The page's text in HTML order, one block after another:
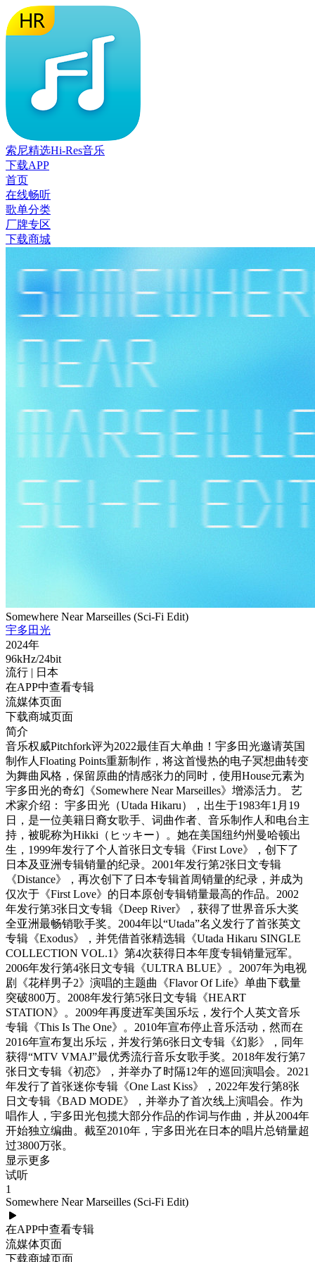
索尼精选Hi-Res音乐
下载APP
首页
在线畅听
歌单分类
厂牌专区
下载商城
Somewhere Near Marseilles (Sci-Fi Edit)
宇多田光
2024年
96kHz/24bit
流行 | 日本
在APP中查看专辑
流媒体页面
下载商城页面
简介
音乐权威Pitchfork评为2022最佳百大单曲！宇多田光邀请英国
制作人Floating Points重新制作，将这首慢热的电子冥想曲转变
为舞曲风格，保留原曲的情感张力的同时，使用House元素为
宇多田光的奇幻《Somewhere Near Marseilles》增添活力。 艺
术家介绍： 宇多田光（Utada Hikaru），出生于1983年1月19
日，是一位美籍日裔女歌手、词曲作者、音乐制作人和电台主
持，被昵称为Hikki（ヒッキー）。她在美国纽约州曼哈顿出
生，1999年发行了个人首张日文专辑《First Love》，创下了
日本及亚洲专辑销量的纪录。2001年发行第2张日文专辑
《Distance》，再次创下了日本专辑首周销量的纪录，并成为
仅次于《First Love》的日本原创专辑销量最高的作品。2002
年发行第3张日文专辑《Deep River》，获得了世界音乐大奖
全亚洲最畅销歌手奖。2004年以“Utada”名义发行了首张英文
专辑《Exodus》，并凭借首张精选辑《Utada Hikaru SINGLE
COLLECTION VOL.1》第4次获得日本年度专辑销量冠军。
2006年发行第4张日文专辑《ULTRA BLUE》。2007年为电视
剧《花样男子2》演唱的主题曲《Flavor Of Life》单曲下载量
突破800万。2008年发行第5张日文专辑《HEART
STATION》。2009年再度进军美国乐坛，发行个人英文音乐
专辑《This Is The One》。2010年宣布停止音乐活动，然而在
2016年宣布复出乐坛，并发行第6张日文专辑《幻影》，同年
获得“MTV VMAJ”最优秀流行音乐女歌手奖。2018年发行第7
张日文专辑《初恋》，并举办了时隔12年的巡回演唱会。2021
年发行了首张迷你专辑《One Last Kiss》，2022年发行第8张
日文专辑《BAD MODE》，并举办了首次线上演唱会。作为
唱作人，宇多田光包揽大部分作品的作词与作曲，并从2004年
开始独立编曲。截至2010年，宇多田光在日本的唱片总销量超
过3800万张。
显示更多
试听
1
Somewhere Near Marseilles (Sci-Fi Edit)
在APP中查看专辑
流媒体页面
下载商城页面